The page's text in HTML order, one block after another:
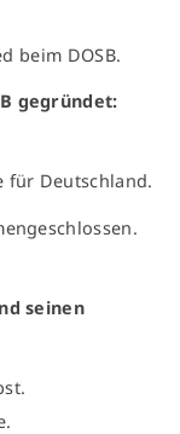
beim DOSB.
gegründet:
für Deutschland.
seinen